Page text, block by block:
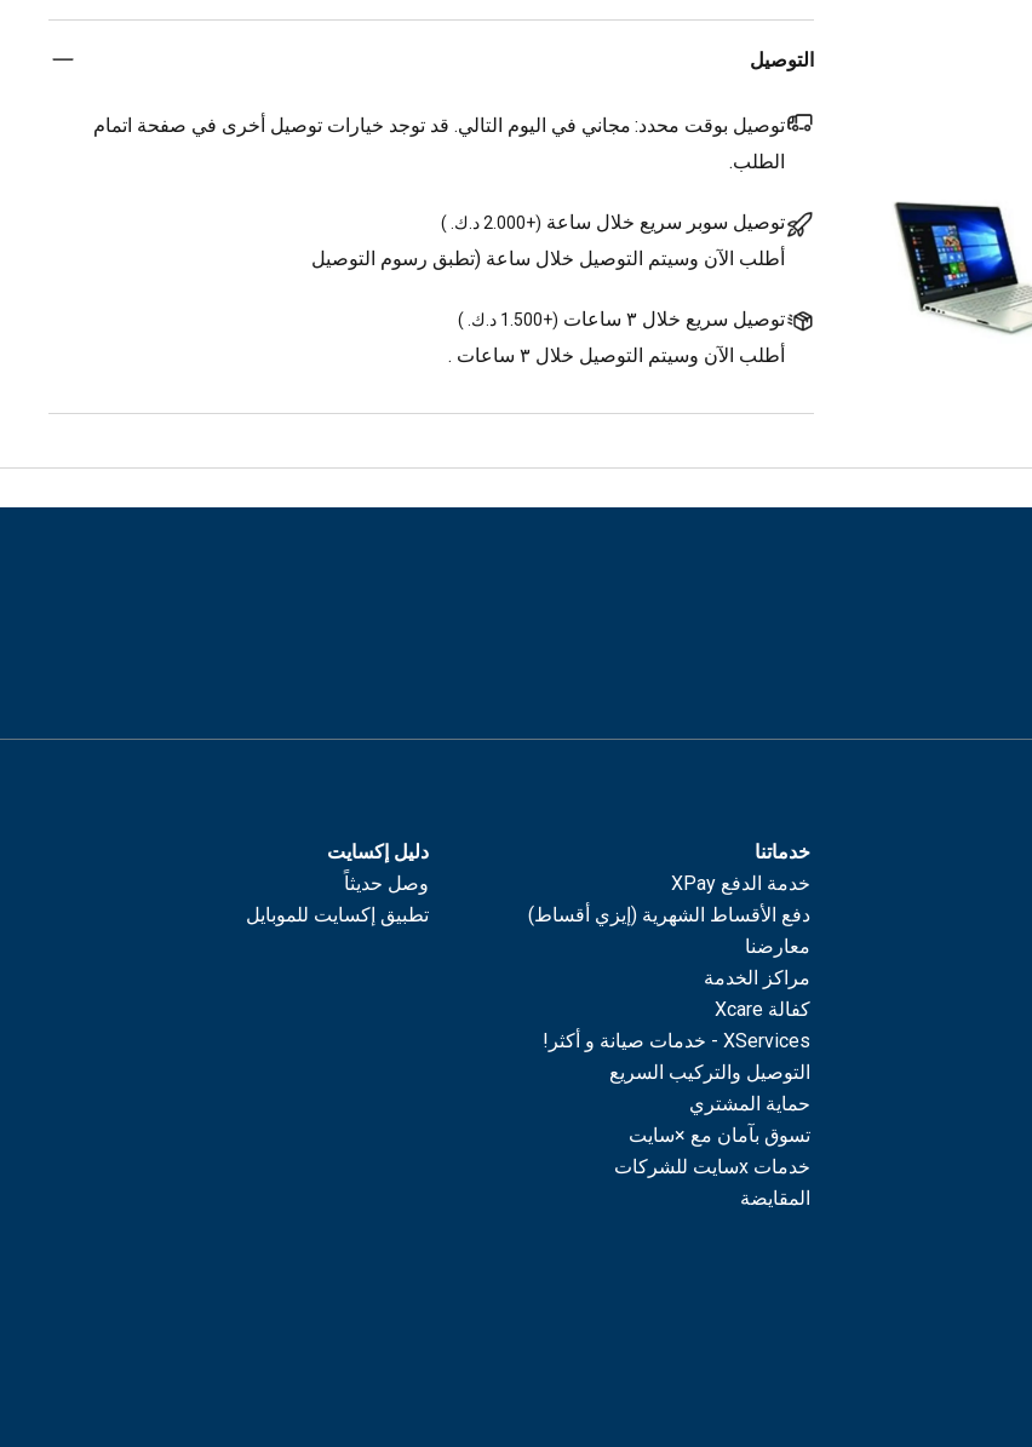
التوصيل
توصيل بوقت محدد: مجاني في اليوم التالي. قد توجد خيارات توصيل أخرى في صفحة اتمام
الطلب.
توصيل سوبر سريع خلال ساعة (+2.000 د.ك. )
أطلب الآن وسيتم التوصيل خلال ساعة (تطبق رسوم التوصيل
توصيل سريع خلال ٣ ساعات (+1.500 د.ك. )
أطلب الآن وسيتم التوصيل خلال ٣ ساعات .
خدماتنا
خدمة الدفع XPay
دفع الأقساط الشهرية (إيزي أقساط)
معارضنا
مراكز الخدمة
كفالة Xcare
XServices - خدمات صيانة و أكثر!
التوصيل والتركيب السريع
حماية المشتري
تسوق بآمان مع ×سايت
خدمات xسايت للشركات
المقايضة
دليل إكسايت
وصل حديثاً
تطبيق إكسايت للموبايل